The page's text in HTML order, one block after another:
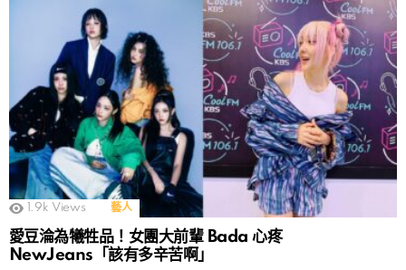
1.9k Views 藝人
愛豆淪為犧牲品！女團大前輩 Bada 心疼
NewJeans「該有多辛苦啊」